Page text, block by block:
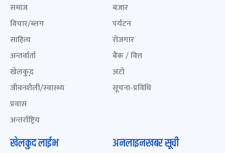
समाज
विचार/ब्लग
साहित्य
अन्तर्वार्ता
खेलकुद़़
जीवनशैली/स्वास्थ्य
प्रवास
अन्तर्राष्ट्रिय
बजार
पर्यटन
रोजगार
बैंक / वित्त
अटो
सूचना-प्रविधि
खेलकुद लाईभ अनलाइनखबर सूची